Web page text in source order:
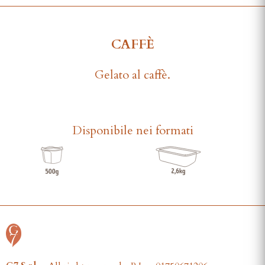
CAFFÈ
Gelato al caffè.
Disponibile nei formati